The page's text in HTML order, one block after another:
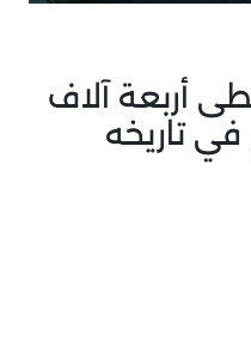
أربعة آلاف
في تاريخه